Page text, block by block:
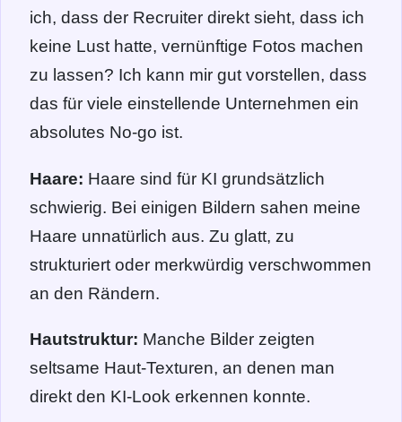
ich, dass der Recruiter direkt sieht, dass ich
keine Lust hatte, vernünftige Fotos machen
zu lassen? Ich kann mir gut vorstellen, dass
das für viele einstellende Unternehmen ein
absolutes No-go ist.
Haare: Haare sind für KI grundsätzlich
schwierig. Bei einigen Bildern sahen meine
Haare unnatürlich aus. Zu glatt, zu
strukturiert oder merkwürdig verschwommen
an den Rändern.
Hautstruktur: Manche Bilder zeigten
seltsame Haut-Texturen, an denen man
direkt den KI-Look erkennen konnte.